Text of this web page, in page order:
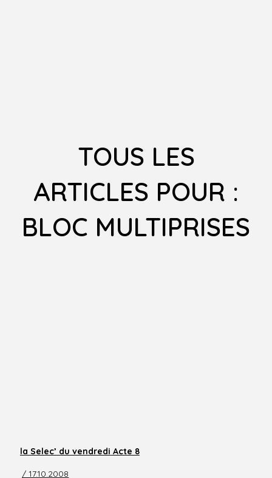
TOUS LES
ARTICLES POUR :
BLOC MULTIPRISES
la Selec’ du vendredi Acte 8
/ 17.10.2008